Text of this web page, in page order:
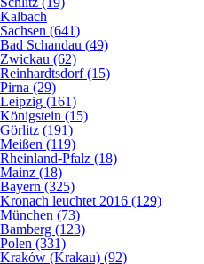
Kalbach
Sachsen (641)
Bad Schandau (49)
Zwickau (62)
Reinhardtsdorf (15)
Pirna (29)
Leipzig (161)
Königstein (15)
Görlitz (191)
Meißen (119)
Rheinland-Pfalz (18)
Mainz (18)
Bayern (325)
Kronach leuchtet 2016 (129)
München (73)
Bamberg (123)
Polen (331)
Kraków (Krakau) (92)